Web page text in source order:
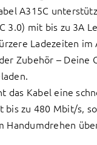
A315C
3.0) mit bis zu 3A
Ladezeiten im
Zubehör – Deine
das Kabel eine
zu 480 Mbit/s,
Handumdrehen